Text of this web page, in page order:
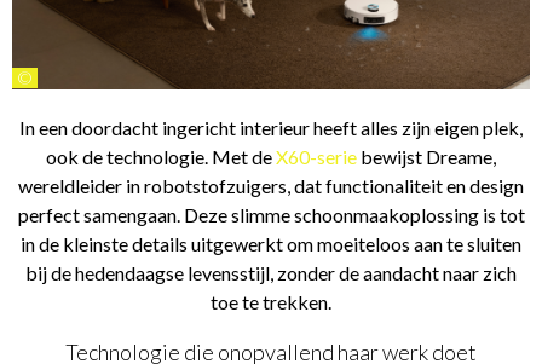
©
In een doordacht ingericht interieur heeft alles zijn eigen plek,
ook de technologie. Met deX60-serie bewijst Dreame,
wereldleider in robotstofzuigers, dat functionaliteit en design
perfect samengaan. Deze slimme schoonmaakoplossing is tot
in de kleinste details uitgewerkt om moeiteloos aan te sluiten
bij de hedendaagse levensstijl, zonder de aandacht naar zich
toe te trekken.
Technologie die onopvallend haar werk doet